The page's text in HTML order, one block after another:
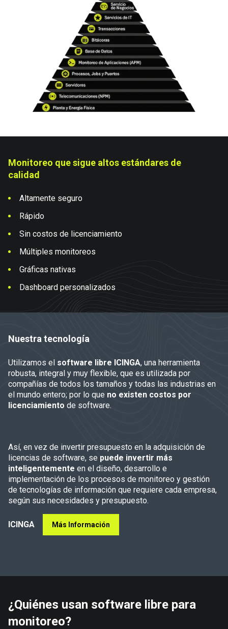
Monitoreo que sigue altos estándares de
calidad
Altamente seguro
Rápido
Sin costos de licenciamiento
Múltiples monitoreos
Gráficas nativas
Dashboard personalizados
Nuestra tecnología
Utilizamos el software libre ICINGA, una herramienta
robusta, integral y muy flexible, que es utilizada por
compañías de todos los tamaños y todas las industrias en
el mundo entero; por lo que no existen costos por
licenciamiento de software.
Así, en vez de invertir presupuesto en la adquisición de
licencias de software, se puede invertir más
inteligentemente en el diseño, desarrollo e
implementación de los procesos de monitoreo y gestión
de tecnologías de información que requiere cada empresa,
según sus necesidades y presupuesto.
ICINGA Más Información
¿Quiénes usan software libre para
monitoreo?